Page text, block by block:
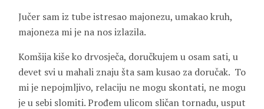
Jučer sam iz tube istresao majonezu, umakao kruh,
majoneza mi je na nos izlazila.
Komšija kiše ko drvosječa, doručkujem u osam sati, u
devet svi u mahali znaju šta sam kusao za doručak. To
mi je nepojmljivo, relaciju ne mogu skontati, ne mogu
je u sebi slomiti. Prođem ulicom sličan tornadu, usput